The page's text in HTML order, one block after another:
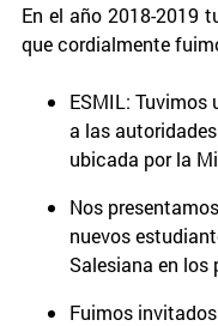
En el año 2018-2019
que cordialmente
ESMIL: Tuvimos
a las
ubicada por la
Nos
nuevos
Salesiana en los
Fuimos